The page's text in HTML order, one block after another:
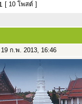
[ 10 โพสต์ ]
19 ก.พ. 2013, 16:46